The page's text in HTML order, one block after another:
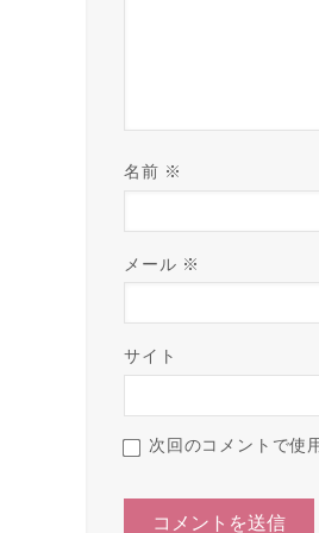
名前 ※
メール ※
サイト
次回のコメントで使